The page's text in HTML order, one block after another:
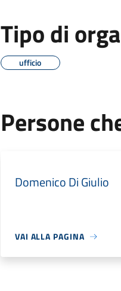
Tipo di
ufficio
Persone
Domenico Di Giulio
VAI ALLA PAGINA